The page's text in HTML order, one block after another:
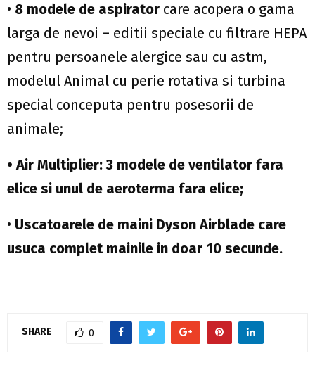
• 8 modele de aspirator care acopera o gama
larga de nevoi – editii speciale cu filtrare HEPA
pentru persoanele alergice sau cu astm,
modelul Animal cu perie rotativa si turbina
special conceputa pentru posesorii de
animale;
• Air Multiplier: 3 modele de ventilator fara
elice si unul de aeroterma fara elice;
• Uscatoarele de maini Dyson Airblade care
usuca complet mainile in doar 10 secunde.
SHARE 0